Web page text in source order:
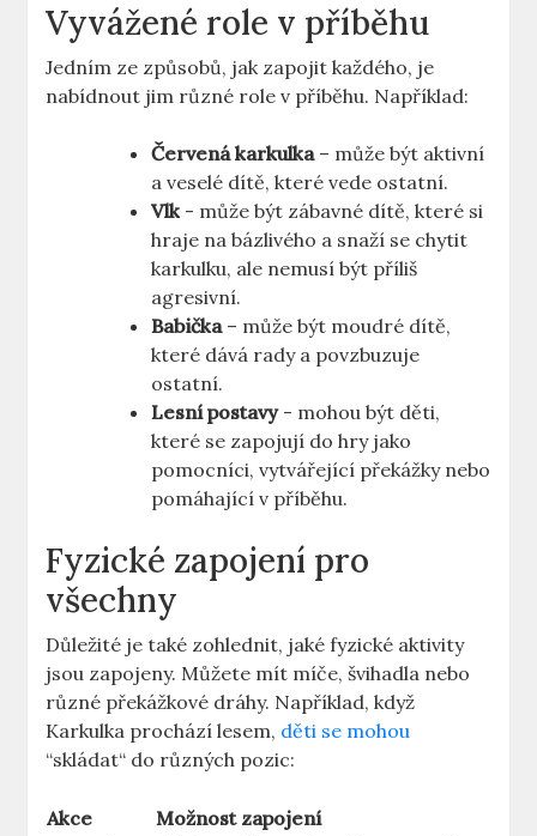
Vyvážené role‌ v příběhu
Jedním ze způsobů, jak zapojit každého, je
nabídnout jim různé role v příběhu. ‍Například:
Červená karkulka– může⁣ být aktivní
a⁣ veselé dítě, které vede⁤ ostatní.
Vlk⁢-‍ může ‌být zábavné dítě, které si
hraje na bázlivého a snaží ⁣se chytit
karkulku, ⁤ale nemusí ⁣být příliš
agresivní.
Babička– může být moudré dítě,
které dává rady ⁢a povzbuzuje⁤
ostatní.
Lesní ⁤postavy‍- ‌mohou být děti,‍
které se⁤ zapojují ​do ⁤hry jako ​
pomocníci, vytvářející​ překážky nebo
pomáhající v příběhu.
Fyzické zapojení pro
všechny
Důležité ⁢je také zohlednit, jaké fyzické‌ aktivity‍
jsou zapojeny. ‌Můžete mít‍ míče, ‌švihadla‍ nebo
různé ⁤překážkové dráhy. Například, ​když‌
Karkulka⁢ prochází ⁤lesem, děti ⁢se mohou
“skládat“ do různých pozic:
Akce
Možnost zapojení